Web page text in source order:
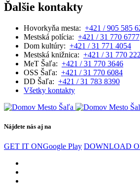
Ďalšie kontakty
Hovorkyňa mesta: +421 / 905 585
Mestská polícia: +421 / 31 770 6777
Dom kultúry: +421 / 31 771 4054
Mestská knižnica: +421 / 31 770
MeT Šaľa: +421 / 31 770 3646
OSS Šaľa: +421 / 31 770 6084
DD Šaľa: +421 / 31 783 8390
Všetky kontakty
Nájdete nás aj na
GET IT ONGoogle Play DOWNLOAD